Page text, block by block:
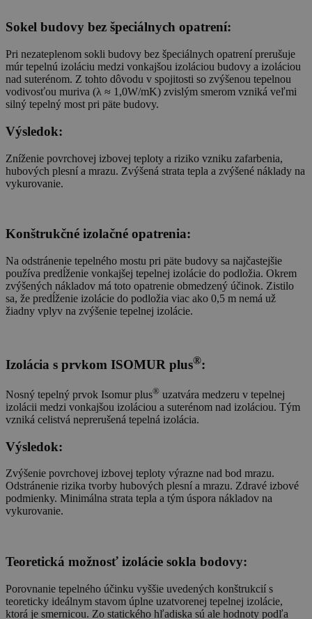
Sokel budovy bez špeciálnych opatrení:
Pri nezateplenom sokli budovy bez špeciálnych opatrení prerušuje
múr tepelnú izoláciu medzi vonkajšou izoláciou budovy a izoláciou
nad suterénom. Z tohto dôvodu v spojitosti so zvýšenou tepelnou
vodivosťou muriva (λ ≈ 1,0W/mK) zvislým smerom vzniká veľmi
silný tepelný most pri päte budovy.
Výsledok:
Zníženie povrchovej izbovej teploty a riziko vzniku zafarbenia,
hubových plesní a mrazu. Zvýšená strata tepla a zvýšené náklady na
vykurovanie.
Konštrukčné izolačné opatrenia:
Na odstránenie tepelného mostu pri päte budovy sa najčastejšie
používa predĺženie vonkajšej tepelnej izolácie do podložia. Okrem
zvýšených nákladov má toto opatrenie obmedzený účinok. Zistilo
sa, že predĺženie izolácie do podložia viac ako 0,5 m nemá už
žiadny vplyv na zvýšenie tepelnej izolácie.
Izolácia s prvkom ISOMUR plus®:
Nosný tepelný prvok Isomur plus® uzatvára medzeru v tepelnej
izolácii medzi vonkajšou izoláciou a suterénom nad izoláciou. Tým
vzniká celistvá neprerušená tepelná izolácia.
Výsledok:
Zvýšenie povrchovej izbovej teploty výrazne nad bod mrazu.
Odstránenie rizika tvorby hubových plesní a mrazu. Zdravé izbové
podmienky. Minimálna strata tepla a tým úspora nákladov na
vykurovanie.
Teoretická možnosť izolácie sokla bodovy:
Porovnanie tepelného účinku vyššie uvedených konštrukcií s
teoreticky ideálnym stavom úplne uzatvorenej tepelnej izolácie,
ktorá je smernicou. Zo statického hľadiska sú ale hodnoty podľa